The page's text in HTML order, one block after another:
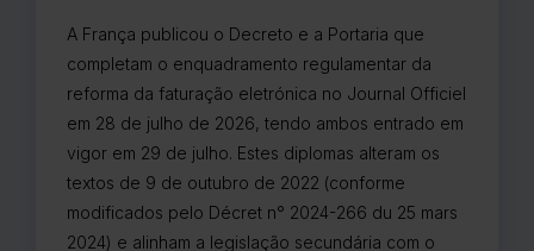
A França publicou o Decreto e a Portaria que
completam o enquadramento regulamentar da
reforma da faturação eletrónica no Journal Officiel
em 28 de julho de 2026, tendo ambos entrado em
vigor em 29 de julho. Estes diplomas alteram os
textos de 9 de outubro de 2022 (conforme
modificados pelo Décret n° 2024-266 du 25 mars
2024) e alinham a legislação secundária com o